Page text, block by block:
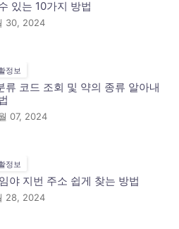
있는 10가지 방법
30, 2024
정보
류 코드 조회 및 약의 종류 알아내
07, 2024
정보
야 지번 주소 쉽게 찾는 방법
28, 2024